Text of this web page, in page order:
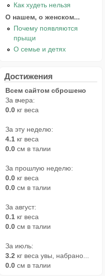
Как худеть нельзя
О нашем, о женском...
Почему появляются
прыщи
О семье и детях
Достижения
Всем сайтом сброшено
За вчера:
0.0 кг веса
За эту неделю:
4.1 кг веса
0.0 см в талии
За прошлую неделю:
0.0 кг веса
0.0 см в талии
За август:
0.1 кг веса
0.0 см в талии
За июль:
3.2 кг веса увы, набрано...
0.0 см в талии